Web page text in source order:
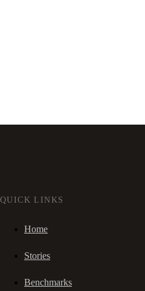
QUICK LINKS
Home
Stories
Benchmarks